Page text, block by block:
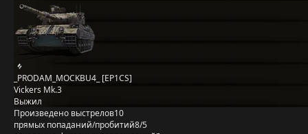
_PRODAM_MOCKBU4_ [EP1CS]
Vickers Mk.3
Выжил
Произведено выстрелов10
прямых попаданий/пробитий8/5